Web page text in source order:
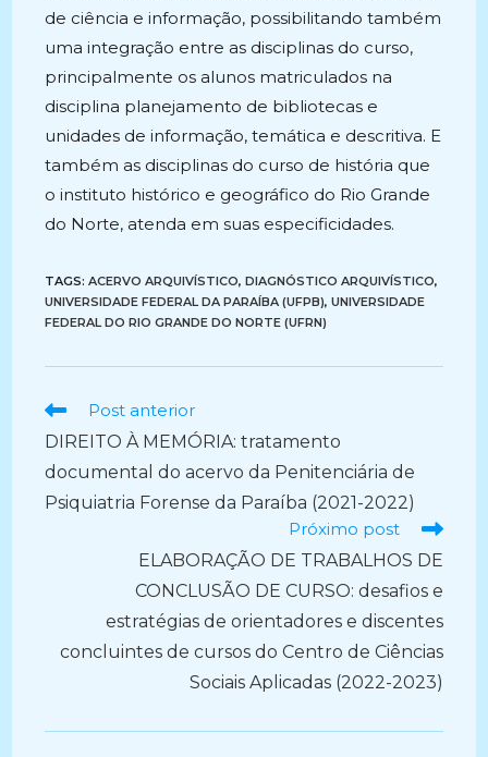
de ciência e informação, possibilitando também
uma integração entre as disciplinas do curso,
principalmente os alunos matriculados na
disciplina planejamento de bibliotecas e
unidades de informação, temática e descritiva. E
também as disciplinas do curso de história que
o instituto histórico e geográfico do Rio Grande
do Norte, atenda em suas especificidades.
TAGS:ACERVO ARQUIVÍSTICO, DIAGNÓSTICO ARQUIVÍSTICO,
UNIVERSIDADE FEDERAL DA PARAÍBA (UFPB), UNIVERSIDADE
FEDERAL DO RIO GRANDE DO NORTE (UFRN)
Ler
artigos
Post anterior
DIREITO À MEMÓRIA: tratamento
documental do acervo da Penitenciária de
Psiquiatria Forense da Paraíba (2021-2022)
Próximo post
ELABORAÇÃO DE TRABALHOS DE
CONCLUSÃO DE CURSO: desafios e
estratégias de orientadores e discentes
concluintes de cursos do Centro de Ciências
Sociais Aplicadas (2022-2023)